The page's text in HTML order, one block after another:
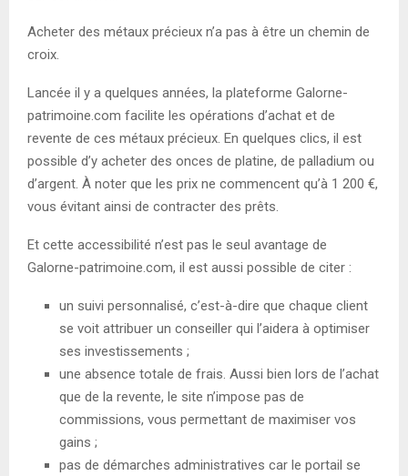
Acheter des métaux précieux n’a pas à être un chemin de
croix.
Lancée il y a quelques années, la plateforme Galorne-
patrimoine.com facilite les opérations d’achat et de
revente de ces métaux précieux. En quelques clics, il est
possible d’y acheter des onces de platine, de palladium ou
d’argent. À noter que les prix ne commencent qu’à 1 200 €,
vous évitant ainsi de contracter des prêts.
Et cette accessibilité n’est pas le seul avantage de
Galorne-patrimoine.com, il est aussi possible de citer :
un suivi personnalisé, c’est-à-dire que chaque client
se voit attribuer un conseiller qui l’aidera à optimiser
ses investissements ;
une absence totale de frais. Aussi bien lors de l’achat
que de la revente, le site n’impose pas de
commissions, vous permettant de maximiser vos
gains ;
pas de démarches administratives car le portail se